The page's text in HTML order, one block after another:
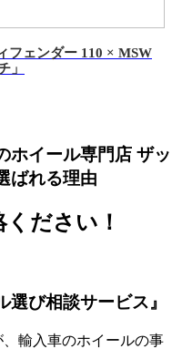
フェンダー 110 × MSW
」
ホイール専門店 ザッ
ばれる理由
ださい！
選び相談サービス』
輸入車のホイールの事